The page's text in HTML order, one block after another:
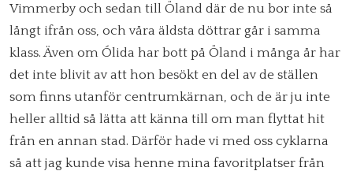
Vimmerby och sedan till Öland där de nu bor inte så
långt ifrån oss, och våra äldsta döttrar går i samma
klass. Även om Ólida har bott på Öland i många år har
det inte blivit av att hon besökt en del av de ställen
som finns utanför centrumkärnan, och de är ju inte
heller alltid så lätta att känna till om man flyttat hit
från en annan stad. Därför hade vi med oss cyklarna
så att jag kunde visa henne mina favoritplatser från